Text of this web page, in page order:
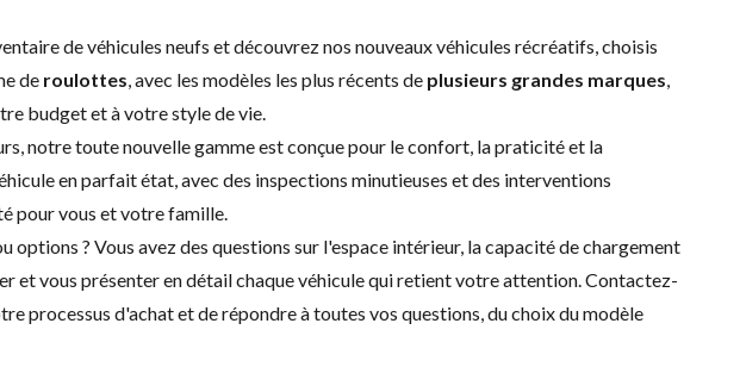
de véhicules neufs et découvrez nos nouveaux véhicules récréatifs, choisis
de roulottes, avec les modèles les plus récents de plusieurs grandes marques,
budget et à votre style de vie.
notre toute nouvelle gamme est conçue pour le confort, la praticité et la
en parfait état, avec des inspections minutieuses et des interventions
pour vous et votre famille.
? Vous avez des questions sur l'espace intérieur, la capacité de chargement
et vous présenter en détail chaque véhicule qui retient votre attention.Contactez-
processus d'achat et de répondre à toutes vos questions, du choix du modèle